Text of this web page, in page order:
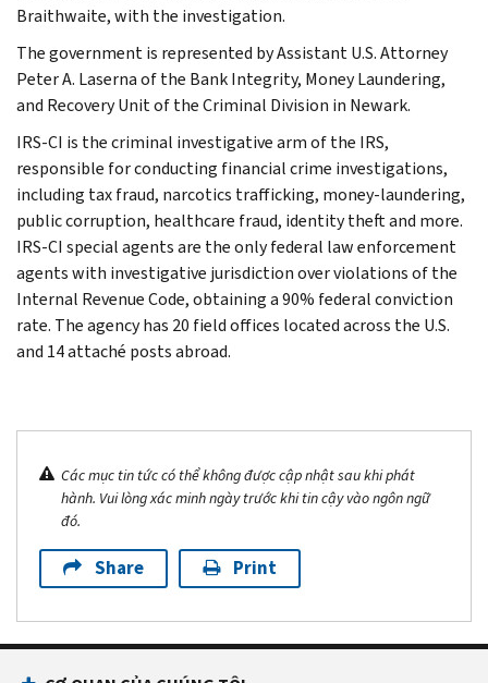
Braithwaite, with the investigation.
The government is represented by Assistant U.S. Attorney
Peter A. Laserna of the Bank Integrity, Money Laundering,
and Recovery Unit of the Criminal Division in Newark.
IRS-CI is the criminal investigative arm of the IRS,
responsible for conducting financial crime investigations,
including tax fraud, narcotics trafficking, money-laundering,
public corruption, healthcare fraud, identity theft and more.
IRS-CI special agents are the only federal law enforcement
agents with investigative jurisdiction over violations of the
Internal Revenue Code, obtaining a 90% federal conviction
rate. The agency has 20 field offices located across the U.S.
and 14 attaché posts abroad.
Các mục tin tức có thể không được cập nhật sau khi phát
hành. Vui lòng xác minh ngày trước khi tin cậy vào ngôn ngữ
đó.
Share Print